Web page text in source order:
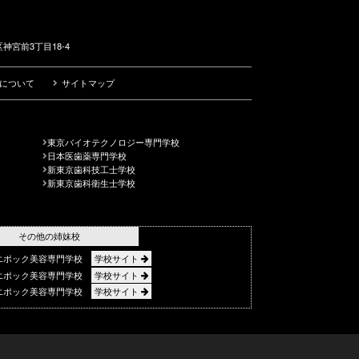
宮前3丁目18-4
ついて サイトマップ
東京バイオテクノロジー専門学校
日本医歯薬専門学校
新東京歯科技工士学校
新東京歯科衛生士学校
その他の姉妹校
ポック美容専門学校
学校サイト
ポック美容専門学校
学校サイト
ポック美容専門学校
学校サイト